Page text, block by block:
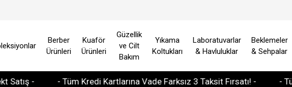
- - Tüm Kredi Kartlarına Vade Farksız 3 Taksit Fırsatı! - - Tüm
Berber
Ürünleri
Kuaför
Ürünleri
Güzellik
ve Cilt
Bakım
Yıkama
Koltukları
Laboratuvarlar
& Havluluklar
Beklemeler
& Sehpalar